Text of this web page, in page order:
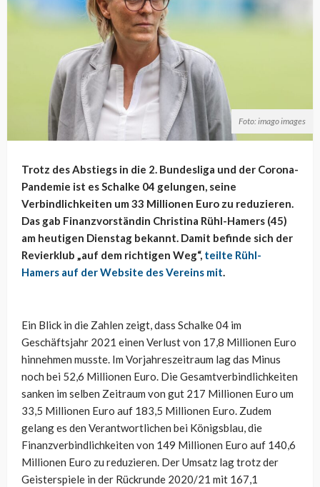
Foto: imago images
Trotz des Abstiegs in die 2. Bundesliga und der Corona-
Pandemie ist es Schalke 04 gelungen, seine
Verbindlichkeiten um 33 Millionen Euro zu reduzieren.
Das gab Finanzvorständin Christina Rühl-Hamers (45)
am heutigen Dienstag bekannt. Damit befinde sich der
Revierklub „auf dem richtigen Weg“, teilte Rühl-
Hamers auf der Website des Vereins mit.
Ein Blick in die Zahlen zeigt, dass Schalke 04 im
Geschäftsjahr 2021 einen Verlust von 17,8 Millionen Euro
hinnehmen musste. Im Vorjahreszeitraum lag das Minus
noch bei 52,6 Millionen Euro. Die Gesamtverbindlichkeiten
sanken im selben Zeitraum von gut 217 Millionen Euro um
33,5 Millionen Euro auf 183,5 Millionen Euro. Zudem
gelang es den Verantwortlichen bei Königsblau, die
Finanzverbindlichkeiten von 149 Millionen Euro auf 140,6
Millionen Euro zu reduzieren. Der Umsatz lag trotz der
Geisterspiele in der Rückrunde 2020/21 mit 167,1